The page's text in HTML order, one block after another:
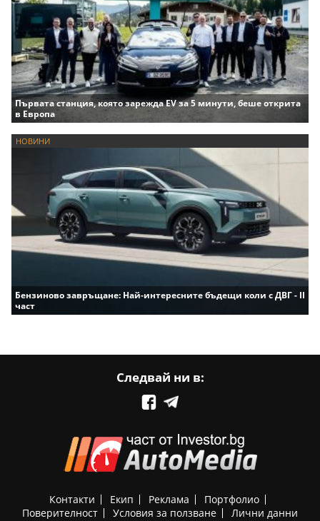
Първата станция, която зарежда EV за 5 минути, беше открита
в Европа
НОВИНИ
Бензиново завръщане: Най-интересните бъдещи коли с ДВГ - II
част
Следвай ни в:
Контакти Екип Реклама
Портфолио
Поверителност
Условия за ползване Лични данни